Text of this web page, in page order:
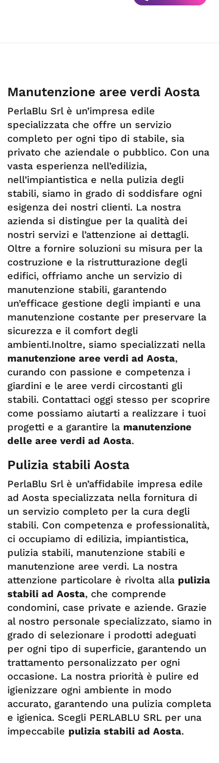
Manutenzione aree verdi Aosta
PerlaBlu Srl è un’impresa edile
specializzata che offre un servizio
completo per ogni tipo di stabile, sia
privato che aziendale o pubblico. Con una
vasta esperienza nell’edilizia,
nell’impiantistica e nella pulizia degli
stabili, siamo in grado di soddisfare ogni
esigenza dei nostri clienti. La nostra
azienda si distingue per la qualità dei
nostri servizi e l’attenzione ai dettagli.
Oltre a fornire soluzioni su misura per la
costruzione e la ristrutturazione degli
edifici, offriamo anche un servizio di
manutenzione stabili, garantendo
un’efficace gestione degli impianti e una
manutenzione costante per preservare la
sicurezza e il comfort degli
ambienti.Inoltre, siamo specializzati nella
manutenzione aree verdi ad Aosta,
curando con passione e competenza i
giardini e le aree verdi circostanti gli
stabili. Contattaci oggi stesso per scoprire
come possiamo aiutarti a realizzare i tuoi
progetti e a garantire la manutenzione
delle aree verdi ad Aosta.
Pulizia stabili Aosta
PerlaBlu Srl è un’affidabile impresa edile
ad Aosta specializzata nella fornitura di
un servizio completo per la cura degli
stabili. Con competenza e professionalità,
ci occupiamo di edilizia, impiantistica,
pulizia stabili, manutenzione stabili e
manutenzione aree verdi. La nostra
attenzione particolare è rivolta alla pulizia
stabili ad Aosta, che comprende
condomini, case private e aziende. Grazie
al nostro personale specializzato, siamo in
grado di selezionare i prodotti adeguati
per ogni tipo di superficie, garantendo un
trattamento personalizzato per ogni
occasione. La nostra priorità è pulire ed
igienizzare ogni ambiente in modo
accurato, garantendo una pulizia completa
e igienica. Scegli PERLABLU SRL per una
impeccabile pulizia stabili ad Aosta.